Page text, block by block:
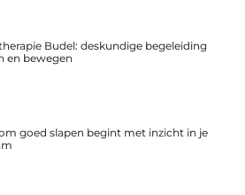
Budel: deskundige begeleiding
en bewegen
goed slapen begint met inzicht in je